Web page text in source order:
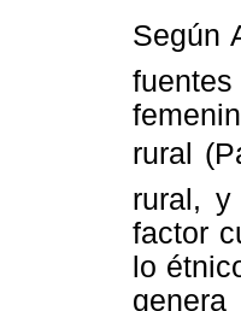
Según
rural
rural,
factor
lo